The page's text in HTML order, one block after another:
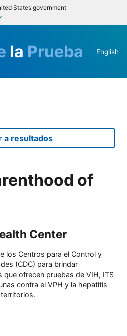
States government
la Prueba English
a resultados
of
Center
los Centros para el Control y
(CDC) para brindar
que ofrecen pruebas de VIH, ITS
contra el VPH y la hepatitis